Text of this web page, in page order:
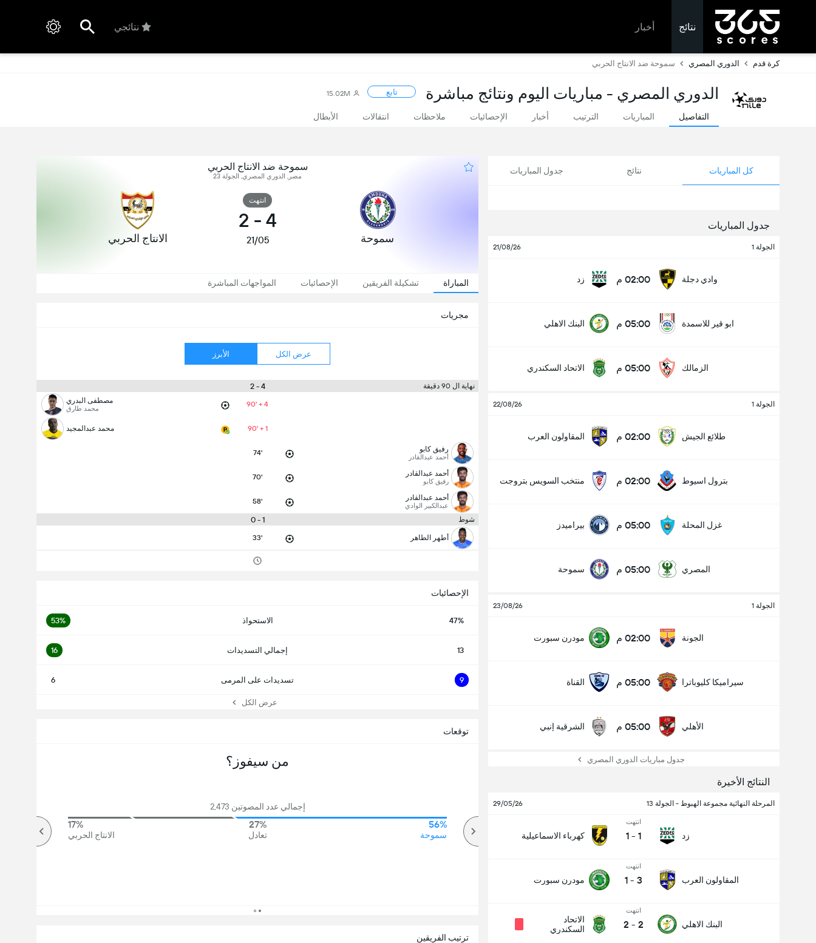
نتائج أخبار نتائجي
كرة قدم الدوري المصري سموحة ضد الانتاج الحربي
الدوري المصري - مباريات اليوم ونتائج مباشرة تابع 15.02M
التفاصيل المباريات الترتيب أخبار الإحصائيات ملاحظات انتقالات الأبطال
كل المباريات نتائج جدول المباريات
جدول المباريات
الجولة 1 21/08/26
وادي دجلة 02:00 م زد
ابو قير للاسمدة 05:00 م البنك الاهلي
الزمالك 05:00 م الاتحاد السكندري
الجولة 1 22/08/26
طلائع الجيش 02:00 م المقاولون العرب
بترول اسيوط 02:00 م منتخب السويس بتروجت
غزل المحلة 05:00 م بيراميدز
المصري 05:00 م سموحة
الجولة 1 23/08/26
الجونة 02:00 م مودرن سبورت
سيراميكا كليوباترا 05:00 م القناة
الأهلي 05:00 م الشرقية إنبي
جدول مباريات الدوري المصري
النتائج الأخيرة
المرحلة النهائية مجموعة الهبوط - الجولة 13 29/05/26
زد
انتهت
1
-
1 كهرباء الاسماعيلية
المقاولون العرب
انتهت
3
-
1 مودرن سبورت
البنك الاهلي
انتهت
2
-
2
الاتحاد
السكندري
سموحة ضد الانتاج الحربي
مصر, الدوري المصري, الجولة 23
سموحة
انتهت
4
-
2
21/05 الانتاج الحربي
المباراة تشكيلة الفريقين الإحصائيات المواجهات المباشرة
مجريات
عرض الكل الأبرز
نهاية ال 90 دقيقة 4 - 2
90' + 4 مصطفى البدري
محمد طارق
90' + 1 محمد عبدالمجيد
رفيق كابو
أحمد عبدالقادر 74'
أحمد عبدالقادر
رفيق كابو 70'
أحمد عبدالقادر
عبدالكبير الوادي 58'
شوط 1 - 0
أطهر الطاهر 33'
الإحصائيات
47% الاستحواذ 53%
13 إجمالي التسديدات 16
9 تسديدات على المرمى 6
عرض الكل
ترتيب الفريقين
توقعات
من سيفوز؟
إجمالي عدد المصوتين 2,473
56%
سموحة
27%
تعادل
17%
الانتاج الحربي
عدد الاهداف (2.5)
أكثر